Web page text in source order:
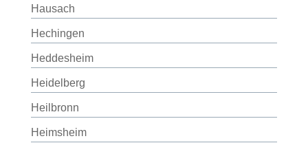
Hausach
Hechingen
Heddesheim
Heidelberg
Heilbronn
Heimsheim